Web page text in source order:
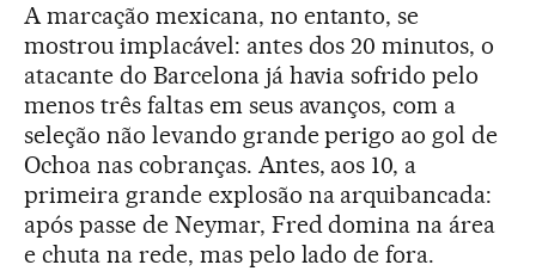
A marcação mexicana, no entanto, se
mostrou implacável: antes dos 20 minutos, o
atacante do Barcelona já havia sofrido pelo
menos três faltas em seus avanços, com a
seleção não levando grande perigo ao gol de
Ochoa nas cobranças. Antes, aos 10, a
primeira grande explosão na arquibancada:
após passe de Neymar, Fred domina na área
e chuta na rede, mas pelo lado de fora.